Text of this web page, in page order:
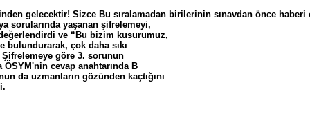
gelecektir! Sizce Bu sıralamadan birilerinin sınavdan önce haberi
sorularında yaşanan şifrelemeyi,
ve “Bu bizim kusurumuz,
bulundurarak, çok daha sıkı
göre 3. sorunun
ÖSYM'nin cevap anahtarında B
da uzmanların gözünden kaçtığını